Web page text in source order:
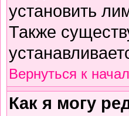
установить
Также
Вернуться к
Как я могу